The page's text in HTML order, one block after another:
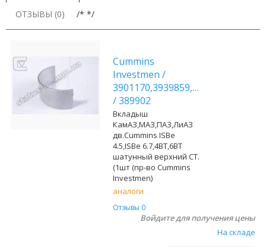
ОТЗЫВЫ (0)
/* */
Cummins
Investmen /
3901170,3939859,3969562
/389902
Вкладыш
КамАЗ,МАЗ,ПАЗ,ЛиАЗ
дв.Cummins ISBe
4.5,ISBe 6.7,4BT,6BT
шатунный верхний СТ.
(1шт (пр-во Cummins
Investmen)
аналоги
Отзывы 0
Войдите для получения цены
На складе